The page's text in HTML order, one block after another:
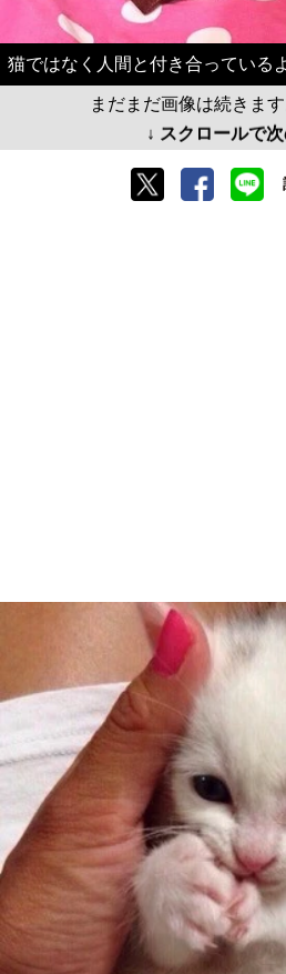
猫ではなく人間と付き合っている
まだまだ画像は続きます
↓ スクロールで